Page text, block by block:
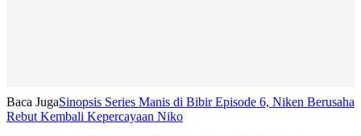
Baca JugaSinopsis Series Manis di Bibir Episode 6, Niken Berusaha
Rebut Kembali Kepercayaan Niko